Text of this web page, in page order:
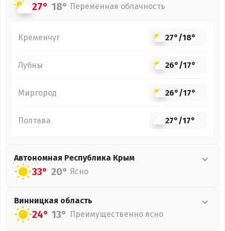
27° 18° Переменная облачность
Кременчуг 27°/18°
Лубны 26°/17°
Миргород 26°/17°
Полтава 27°/17°
Автономная Республика Крым
33° 20° Ясно
Винницкая область
24° 13° Преимущественно ясно